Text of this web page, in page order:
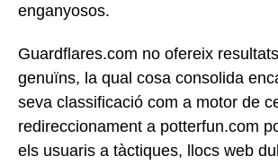
enganyosos.
Guardflares.com no ofereix
genuïns, la qual cosa consolida
seva classificació com a motor de
redireccionament a potterfun.com
els usuaris a tàctiques, llocs web